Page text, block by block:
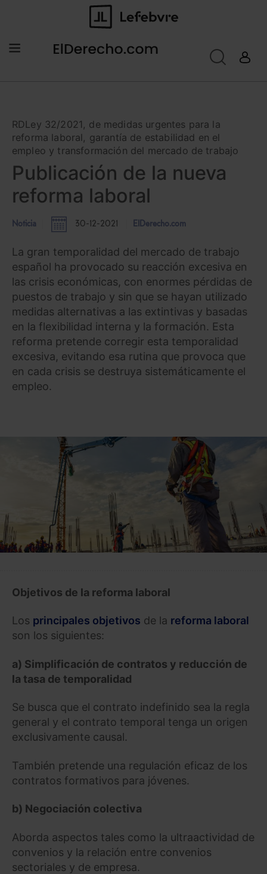
RDLey 32/2021, de medidas urgentes para la
reforma laboral, garantía de estabilidad en el
empleo y transformación del mercado de trabajo
Publicación de la nueva
reforma laboral
Noticia 30-12-2021 ElDerecho.com
La gran temporalidad del mercado de trabajo
español ha provocado su reacción excesiva en
las crisis económicas, con enormes pérdidas de
puestos de trabajo y sin que se hayan utilizado
medidas alternativas a las extintivas y basadas
en la flexibilidad interna y la formación. Esta
reforma pretende corregir esta temporalidad
excesiva, evitando esa rutina que provoca que
en cada crisis se destruya sistemáticamente el
empleo.
Objetivos de la reforma laboral
Los principales objetivos de la reforma laboral
son los siguientes:
a) Simplificación de contratos y reducción de
la tasa de temporalidad
Se busca que el contrato indefinido sea la regla
general y el contrato temporal tenga un origen
exclusivamente causal.
También pretende una regulación eficaz de los
contratos formativos para jóvenes.
b) Negociación colectiva
Aborda aspectos tales como la ultraactividad de
convenios y la relación entre convenios
sectoriales y de empresa.